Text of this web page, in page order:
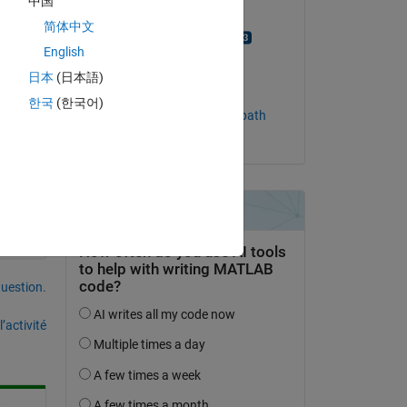
Prahladavaradan Sampath
简体中文
English
日本 (日本語)
한국 (한국어)